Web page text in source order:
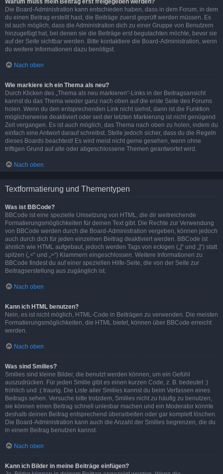
Warum muss mein Beitrag erst freigegeben werden?
Die Board-Administration kann entschieden haben, dass in dem Forum, in dem
du einen Beitrag erstellt hast, die Beiträge zuerst geprüft werden müssen. Es
ist auch möglich, dass die Administration dich zu einer Gruppe von Benutzern
hinzugefügt hat, bei denen sie die Beiträge erst begutachten möchte, bevor sie
auf der Seite sichtbar werden. Bitte kontaktiere die Board-Administration, wenn
du weitere Informationen dazu benötigst.
Nach oben
Wie markiere ich ein Thema als neu?
Durch Klicken des „Thema als neu markieren“-Links in der Beitragsansicht
kannst du das Thema wieder ganz nach oben auf die erste Seite des Forums
holen. Wenn du den entsprechenden Link nicht siehst, dann ist die Funktion
möglicherweise deaktiviert oder seit der letzten Markierung ist nicht genügend
Zeit vergangen. Es ist auch möglich, das Thema nach oben zu holen, indem du
einfach eine Antwort darauf schreibst. Stelle jedoch sicher, dass du die Regeln
dieses Boards beachtest! Es wird meist nicht gerne gesehen, wenn ohne
triftigen Grund auf alte oder abgeschlossene Themen geantwortet wird.
Nach oben
Textformatierung und Thementypen
Was ist BBCode?
BBCode ist eine spezielle Umsetzung von HTML, die dir weitreichende
Formatierungsmöglichkeiten für deinen Text gibt. Die Rechte zur Verwendung
von BBCode werden durch die Board-Administration vergeben, können jedoch
auch durch dich für jeden einzelnen Beitrag deaktiviert werden. BBCode ist
ähnlich wie HTML aufgebaut, jedoch werden Tags von eckigen („[“ und „]“) statt
spitzen („<“ und „>“) Klammern eingeschlossen. Weitere Informationen zu
BBCode findest du auf einer speziellen Hilfe-Seite, die von der Seite zur
Beitragserstellung aus zugänglich ist.
Nach oben
Kann ich HTML benutzen?
Nein, es ist nicht möglich, HTML-Code in Beiträgen zu verwenden. Die meisten
Formatierungsmöglichkeiten, die HTML bietet, können über BBCode erreicht
werden.
Nach oben
Was sind Smilies?
Smilies sind kleine Bilder, die benutzt werden können, um ein Gefühl
auszudrücken. Für jeden Smilie gibt es einen kurzen Code, z. B. bedeutet :)
fröhlich und :( traurig. Die Liste aller Smilies kannst du beim Verfassen eines
Beitrags sehen. Versuche bitte trotzdem, Smilies nicht zu häufig zu benutzen,
sie können einen Beitrag schnell unlesbar machen und ein Moderator könnte
deshalb deinen Beitrag entsprechend überarbeiten oder gar komplett löschen.
Die Board-Administration kann auch die Anzahl der Smilies begrenzen, die du
in einem Beitrag benutzen kannst.
Nach oben
Kann ich Bilder in meine Beiträge einfügen?